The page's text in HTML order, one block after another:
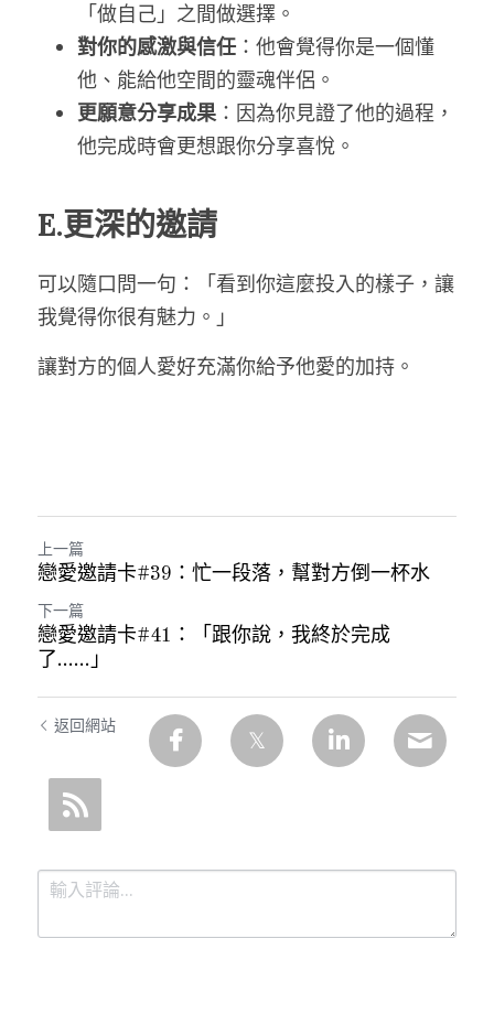
「做自己」之間做選擇。
對你的感激與信任 ：他會覺得你是一個懂
他、能給他空間的靈魂伴侶。
更願意分享成果：因為你見證了他的過程，
他完成時會更想跟你分享喜悅。
E.更深的邀請
可以隨口問一句：「看到你這麼投入的樣子，讓
我覺得你很有魅力。」
讓對方的個人愛好充滿你給予他愛的加持。
上一篇
戀愛邀請卡#39：忙一段落，幫對方倒一杯水
下一篇
戀愛邀請卡#41：「跟你說，我終於完成
了……」
返回網站